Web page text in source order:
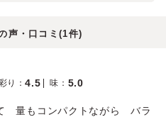
声・口コミ(1件)
り ：4.5 味 ： 5.0
量もコンパクトながら バラ